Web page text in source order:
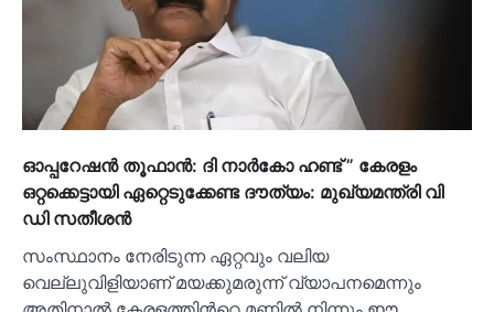
ഓപ്പറേഷൻ തൂഫാൻ: ദി നാര്‍കോ ഹണ്ട് ” കേരളം
ഒറ്റക്കെട്ടായി ഏറ്റെടുക്കേണ്ട ദൗത്യം: മുഖ്യമന്ത്രി വി
ഡി സതീശൻ
സംസ്ഥാനം നേരിടുന്ന ഏറ്റവും വലിയ
വെല്ലുവിളിയാണ് മയക്കുമരുന്ന് വ്യാപനമെന്നും